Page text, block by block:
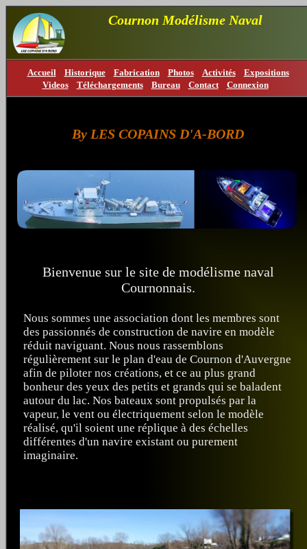
Cournon Modélisme Naval
Accueil Historique Fabrication Photos Activités
Expositions
Videos
Téléchargements Bureau Contact Connexion
By LES COPAINS D'A-BORD
Bienvenue sur le site de modélisme naval
Cournonnais.
Nous sommes une association dont les membres sont
des passionnés de construction de navire en modèle
réduit naviguant. Nous nous rassemblons
régulièrement sur le plan d'eau de Cournon d'Auvergne
afin de piloter nos créations, et ce au plus grand
bonheur des yeux des petits et grands qui se baladent
autour du lac. Nos bateaux sont propulsés par la
vapeur, le vent ou électriquement selon le modèle
réalisé, qu'il soient une réplique à des échelles
différentes d'un navire existant ou purement
imaginaire.